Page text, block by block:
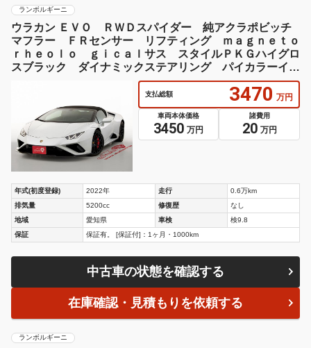
ランボルギーニ
ウラカン ＥＶＯ ＲＷＤスパイダー 純アクラポビッチ
マフラー ＦＲセンサー リフティング ｍａｇｎｅｔｏ
ｒｈｅｏｌｏ ｇｉｃａｌサス スタイルＰＫＧハイグロ
スブラック ダイナミックステアリング パイカラーイン
テリア シートヒータ 禁煙車
支払総額 3470 万円
車両本体価格
3450 万円
諸費用
20 万円
年式(初度登録) 2022年 走行
0.6万km
排気量
5200cc 修復歴
なし
地域
愛知県 車検
検9.8
保証
保証有。 [保証付]：1ヶ月・1000km
中古車の状態を確認する
在庫確認・見積もりを依頼する
ランボルギーニ